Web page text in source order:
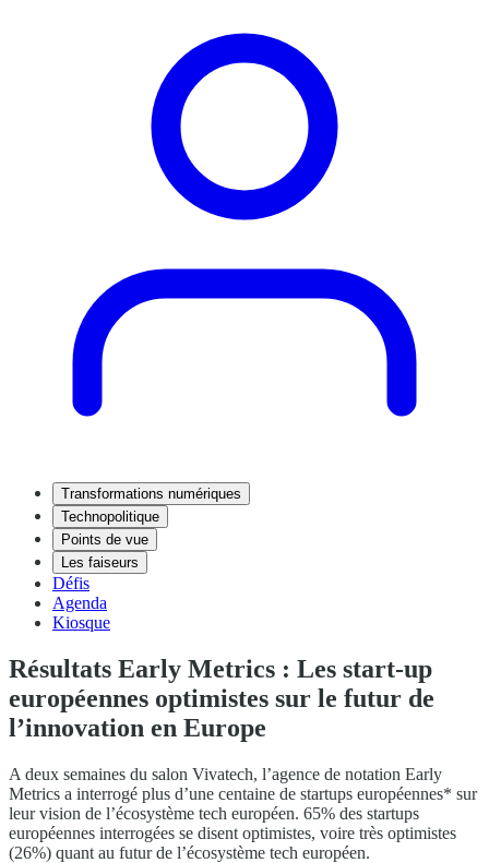
Transformations numériques
Technopolitique
Points de vue
Les faiseurs
Défis
Agenda
Kiosque
Résultats Early Metrics : Les start-up
européennes optimistes sur le futur de
l’innovation en Europe
A deux semaines du salon Vivatech, l’agence de notation Early
Metrics a interrogé plus d’une centaine de startups européennes* sur
leur vision de l’écosystème tech européen. 65% des startups
européennes interrogées se disent optimistes, voire très optimistes
(26%) quant au futur de l’écosystème tech européen.